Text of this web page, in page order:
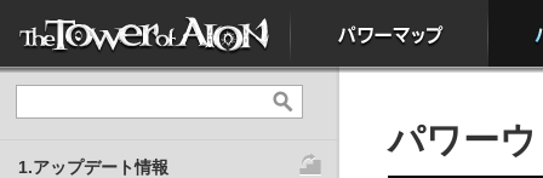
1.アップデート情報
パワー